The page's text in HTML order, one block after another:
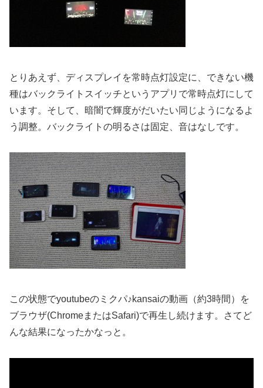
とりあえず、ディスプレイを常時点灯設定に、できない機
種はバックライトスイッチというアプリで常時点灯にして
います。そして、暗闇で輝度がだいたい同じようになるよ
う調整。バックライトの明るさは固定、音はなしです。
この状態でyoutubeのミクパ♪kansaiの動画（約3時間）を
ブラウザ(ChromeまたはSafari)で再生し続けます。さてど
んな結果になったかなっと。